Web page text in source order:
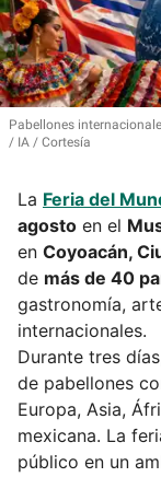
Pabellones
IA / Cortesía
La Feria del
agosto en el
en Coyoacán,
de más de 40
gastronomía,
internacionales.
Durante tres
de pabellones
Europa, Asia,
mexicana. La
público en un